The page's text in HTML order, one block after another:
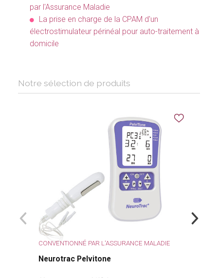
par l'Assurance Maladie
La prise en charge de la CPAM d'un
électrostimulateur périnéal pour auto-traitement à
domicile
Notre sélection de produits
CONVENTIONNÉ PAR L'ASSURANCE MALADIE
Neurotrac Pelvitone